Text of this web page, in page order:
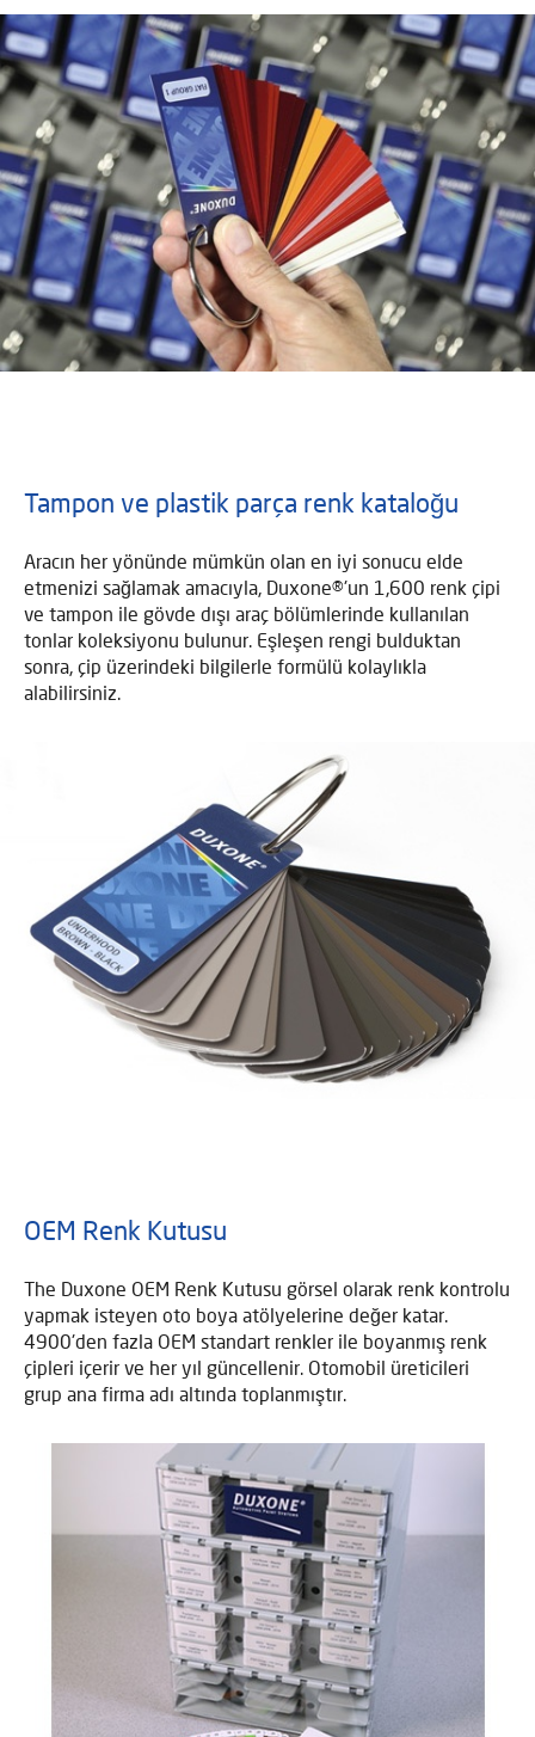
Tampon ve plastik parça renk kataloğu
Aracın her yönünde mümkün olan en iyi sonucu elde
etmenizi sağlamak amacıyla, Duxone®'un 1,600 renk çipi
ve tampon ile gövde dışı araç bölümlerinde kullanılan
tonlar koleksiyonu bulunur. Eşleşen rengi bulduktan
sonra, çip üzerindeki bilgilerle formülü kolaylıkla
alabilirsiniz.
OEM Renk Kutusu
The Duxone OEM Renk Kutusu görsel olarak renk kontrolu
yapmak isteyen oto boya atölyelerine değer katar.
4900'den fazla OEM standart renkler ile boyanmış renk
çipleri içerir ve her yıl güncellenir. Otomobil üreticileri
grup ana firma adı altında toplanmıştır.